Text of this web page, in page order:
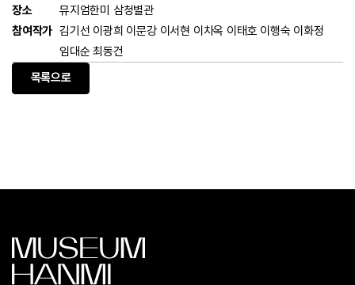
장소
뮤지엄한미 삼청별관
참여작가 김기선 이광희 이문강 이서현 이차옥 이태호 이행숙 이화정
임대순 최동건
목록으로